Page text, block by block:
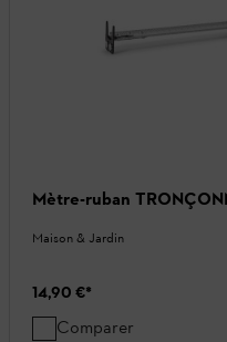
Mètre-ruban
Maison & Jardin
14,90 €*
Comparer